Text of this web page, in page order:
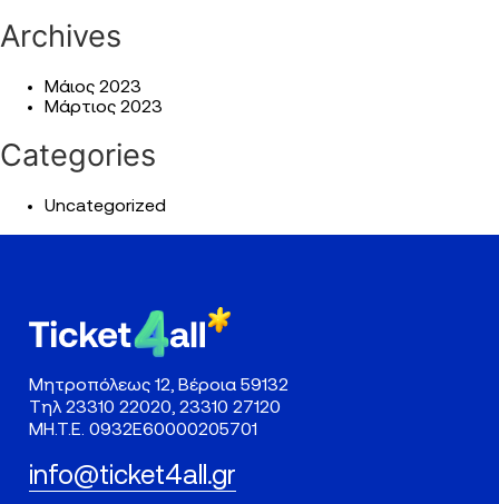
Archives
Μάιος 2023
Μάρτιος 2023
Categories
Uncategorized
Μητροπόλεως 12, Βέροια 59132
Τηλ23310 22020, 23310 27120
ΜΗ.Τ.Ε. 0932Ε60000205701
info@ticket4all.gr